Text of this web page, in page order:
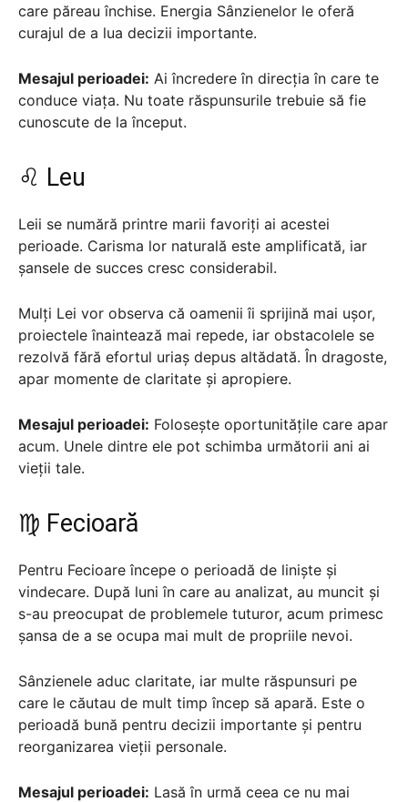
care păreau închise. Energia Sânzienelor le oferă
curajul de a lua decizii importante.
Mesajul perioadei: Ai încredere în direcția în care te
conduce viața. Nu toate răspunsurile trebuie să fie
cunoscute de la început.
♌ Leu
Leii se numără printre marii favoriți ai acestei
perioade. Carisma lor naturală este amplificată, iar
șansele de succes cresc considerabil.
Mulți Lei vor observa că oamenii îi sprijină mai ușor,
proiectele înaintează mai repede, iar obstacolele se
rezolvă fără efortul uriaș depus altădată. În dragoste,
apar momente de claritate și apropiere.
Mesajul perioadei: Folosește oportunitățile care apar
acum. Unele dintre ele pot schimba următorii ani ai
vieții tale.
♍ Fecioară
Pentru Fecioare începe o perioadă de liniște și
vindecare. După luni în care au analizat, au muncit și
s-au preocupat de problemele tuturor, acum primesc
șansa de a se ocupa mai mult de propriile nevoi.
Sânzienele aduc claritate, iar multe răspunsuri pe
care le căutau de mult timp încep să apară. Este o
perioadă bună pentru decizii importante și pentru
reorganizarea vieții personale.
Mesajul perioadei: Lasă în urmă ceea ce nu mai